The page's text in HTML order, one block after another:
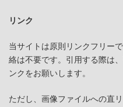
リンク
当サイトは原則リンクフリー
絡は不要です。引用する際は
ンクをお願いします。
ただし、画像ファイルへの直